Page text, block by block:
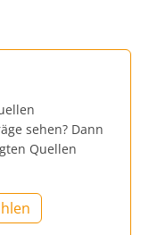
sehen? Dann
Quellen